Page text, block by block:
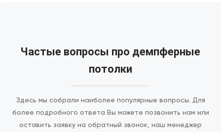
Частые вопросы про демпферные
потолки
Здесь мы собрали наиболее популярные вопросы. Для
более подробного ответа Вы можете позвонить нам или
оставить заявку на обратный звонок, наш менеджер